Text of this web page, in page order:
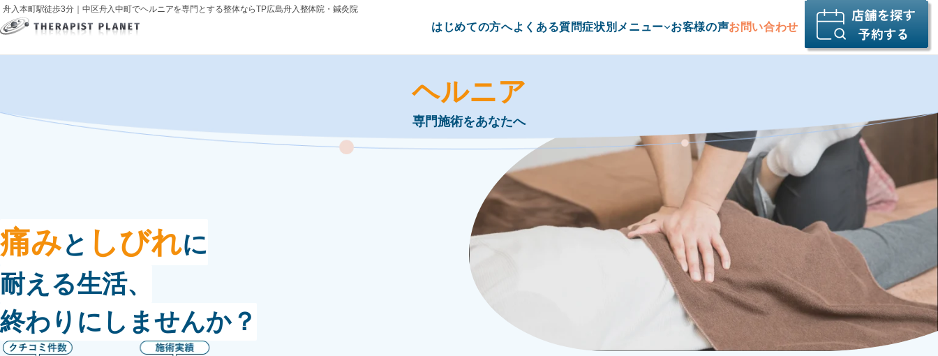
舟入本町駅徒歩3分｜中区舟入中町でヘルニアを専門とする整体ならTP広島舟入整体院・鍼灸院
はじめての方へよくある質問症状別メニュー お客様の声お問い合わせ
ヘルニア
専門施術をあなたへ
痛みと しびれに
耐える生活、
終わりにしませんか？